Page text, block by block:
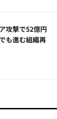
攻撃で52億円
も進む組織再